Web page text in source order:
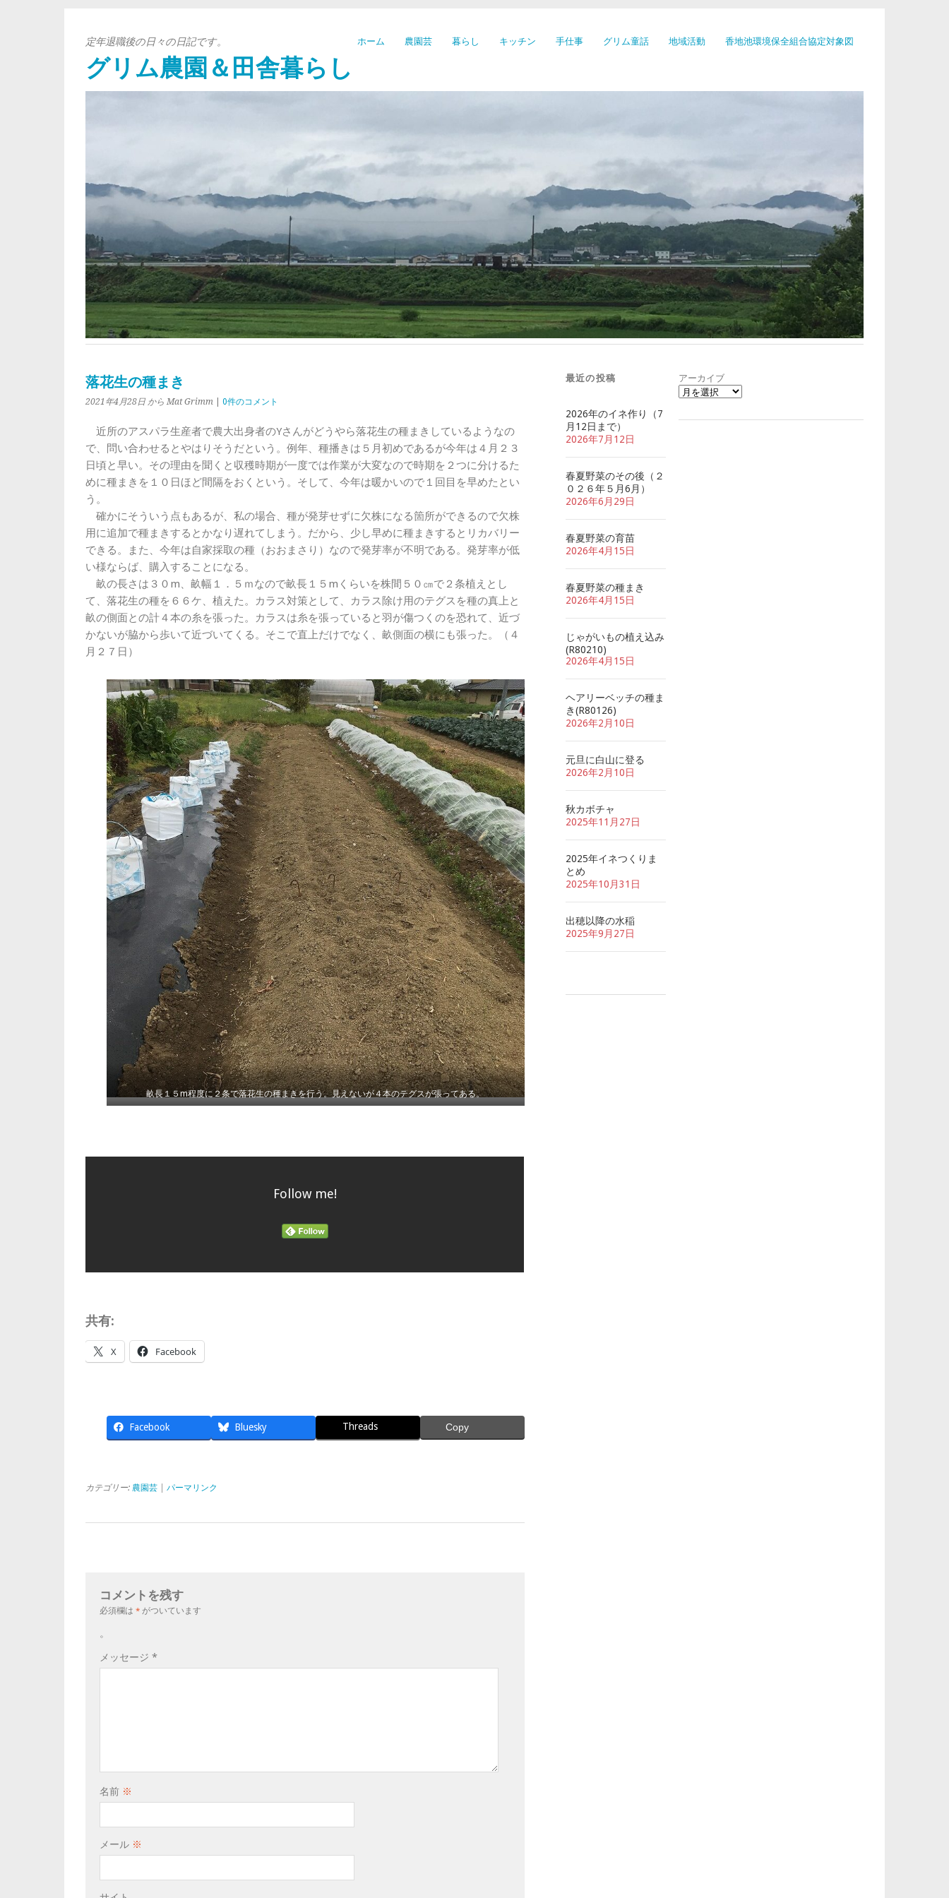
ホーム 農園芸 暮らし キッチン 手仕事 グリム童話 地域活動 香地池環境保全組合協定対象図
グリム農園＆田舎暮らし
定年退職後の日々の日記です。
落花生の種まき
2021年4月28日 から Mat Grimm 0件のコメント
近所のアスパラ生産者で農大出身者のYさんがどうやら落花生の種まきしているようなの
で、問い合わせるとやはりそうだという。例年、種播きは５月初めであるが今年は４月２３
日頃と早い。その理由を聞くと収穫時期が一度では作業が大変なので時期を２つに分けるた
めに種まきを１０日ほど間隔をおくという。そして、今年は暖かいので１回目を早めたとい
う。
確かにそういう点もあるが、私の場合、種が発芽せずに欠株になる箇所ができるので欠株
用に追加で種まきするとかなり遅れてしまう。だから、少し早めに種まきするとリカバリー
できる。また、今年は自家採取の種（おおまさり）なので発芽率が不明である。発芽率が低
い様ならば、購入することになる。
畝の長さは３０m、畝幅１．５ｍなので畝長１５mくらいを株間５０㎝で２条植えとし
て、落花生の種を６６ケ、植えた。カラス対策として、カラス除け用のテグスを種の真上と
畝の側面との計４本の糸を張った。カラスは糸を張っていると羽が傷つくのを恐れて、近づ
かないが脇から歩いて近づいてくる。そこで直上だけでなく、畝側面の横にも張った。（４
月２７日）
畝長１５m程度に２条で落花生の種まきを行う。見えないが４本のテグスが張ってある。
Follow me!
共有:
X Facebook
Facebook Bluesky Threads Copy
カテゴリー: 農園芸 パーマリンク
コメントを残す
必須欄は * がついています
。
メッセージ *
名前 ※
メール ※
最近の投稿
2026年のイネ作り（7
月12日まで）
2026年7月12日
春夏野菜のその後（２
０２６年５月6月）
2026年6月29日
春夏野菜の育苗
2026年4月15日
春夏野菜の種まき
2026年4月15日
じゃがいもの植え込み
(R80210)
2026年4月15日
ヘアリーベッチの種ま
き(R80126)
2026年2月10日
元旦に白山に登る
2026年2月10日
秋カボチャ
2025年11月27日
2025年イネつくりま
とめ
2025年10月31日
出穂以降の水稲
2025年9月27日
アーカイブ